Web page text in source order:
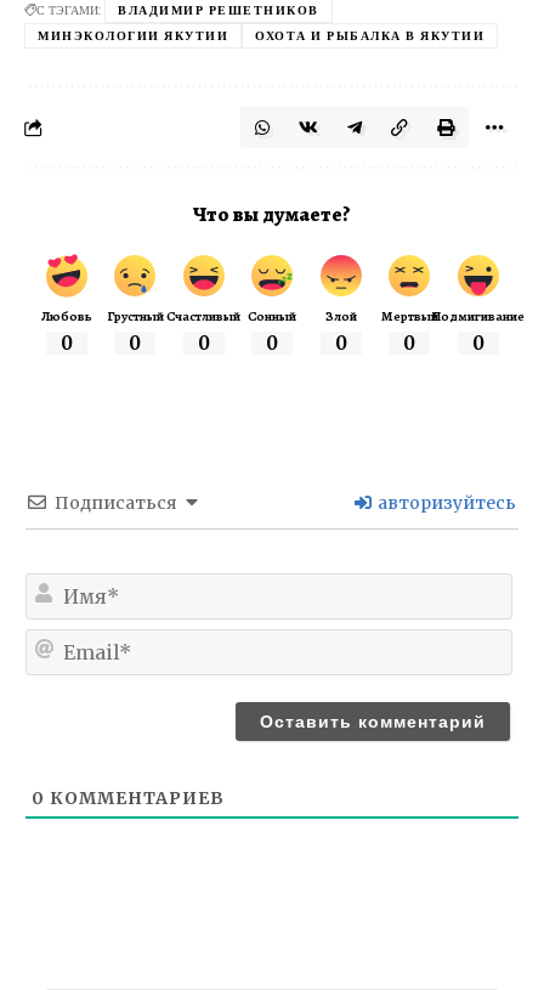
С ТЭГАМИ:
ВЛАДИМИР РЕШЕТНИКОВ
МИНЭКОЛОГИИ ЯКУТИИ
ОХОТА И РЫБАЛКА В ЯКУТИИ
Что вы думаете?
Любовь
0
Грустный
0
Счастливый
0
Сонный
0
Злой
0
Мертвый
0
Подмигивание
0
Подписаться авторизуйтесь
0 КОММЕНТАРИЕВ